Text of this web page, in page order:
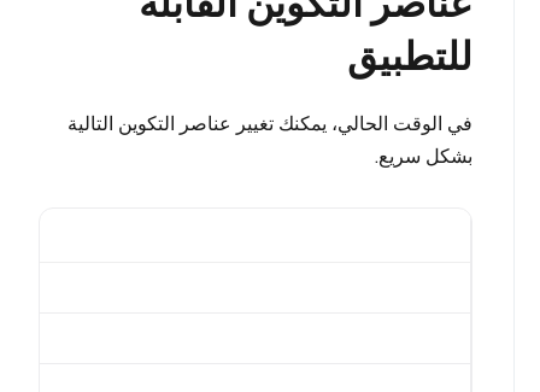
للتطبيق
في الوقت الحالي، يمكنك تغيير عناصر التكوين التالية
بشكل سريع.